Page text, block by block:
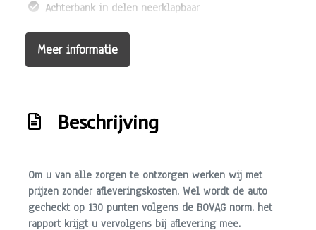
Achterbank in delen neerklapbaar
Airco
Bestuurdersstoel in hoogte verstelbaar
Stuur leder
Stuurbekrachtiging snelheidsafhankelijk
Exterieur
Meer informatie
Beschrijving
Om u van alle zorgen te ontzorgen werken wij met
prijzen zonder afleveringskosten. Wel wordt de auto
gecheckt op 130 punten volgens de BOVAG norm. het
rapport krijgt u vervolgens bij aflevering mee.